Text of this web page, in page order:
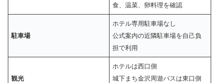
食、温菜、卵料理を確認
駐車場
ホテル専用駐車場なし
公式案内の近隣駐車場を自己負
担で利用
観光
ホテルは西口側
城下まち金沢周遊バスは東口側